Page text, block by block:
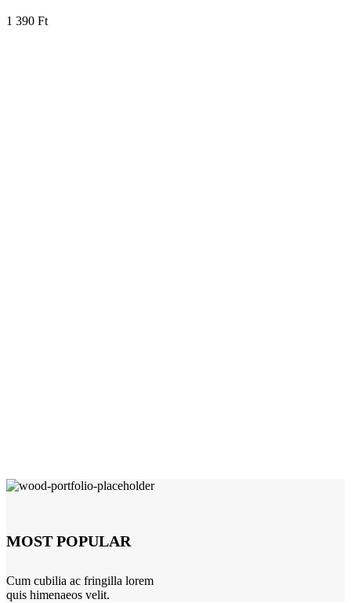
1 390 Ft
MOST POPULAR
Cum cubilia ac fringilla lorem
quis himenaeos velit.